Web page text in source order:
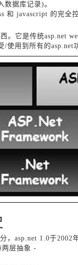
数据库记录)。
和 javascript 的完全控
。它是传统asp.net
/使用到所有的asp.net
，asp.net 1.0于2002
两层抽象 -